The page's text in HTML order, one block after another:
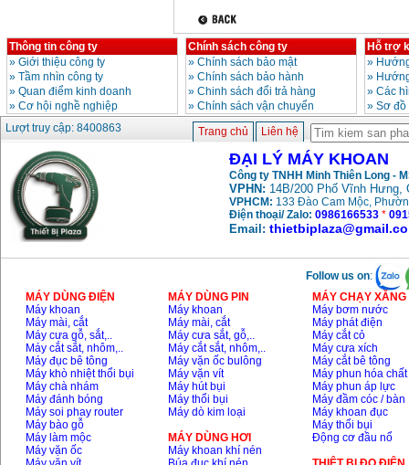
Thông tin công ty
» Giới thiệu công ty
» Tầm nhìn công ty
» Quan điểm kinh doanh
» Cơ hội nghề nghiệp
Chính sách công ty
» Chính sách bảo mật
» Chính sách bảo hành
» Chinh sách đổi trả hàng
» Chính sách vận chuyển
Hỗ trợ
»
»
» Các
» Sơ
Lượt truy cập: 8400863
Trang chủ Liên hệ
ĐẠI LÝ MÁY KHOAN
Công ty TNHH Minh Thiên Long -
VPHN: 14B/200 Phố Vĩnh Hưng,
VPHCM: 133 Đào Cam Mộc,
Điện thoại/ Zalo: 0986166533 *
Email:
Follow us on:
MÁY DÙNG ĐIỆN
Máy khoan
Máy mài, cắt
Máy cưa gỗ, sắt,..
Máy cắt sắt, nhôm,..
Máy đục bê tông
Máy khò nhiệt thổi bụi
Máy chà nhám
Máy đánh bóng
Máy soi phay router
Máy bào gỗ
Máy làm mộc
Máy vặn ốc
MÁY DÙNG PIN
Máy khoan
Máy mài, cắt
Máy cưa sắt, gỗ,..
Máy cắt sắt, nhôm,..
Máy vặn ốc bulông
Máy vặn vít
Máy hút bụi
Máy thổi bụi
Máy dò kim loại
MÁY DÙNG HƠI
Máy khoan khí nén
MÁY CHẠY
Máy bơm nước
Máy phát điện
Máy cắt cỏ
Máy cưa xích
Máy cắt bê tông
Máy phun hóa chất
Máy phun áp lực
Máy đầm cóc / bàn
Máy khoan đục
Máy thổi bụi
Động cơ đầu nổ